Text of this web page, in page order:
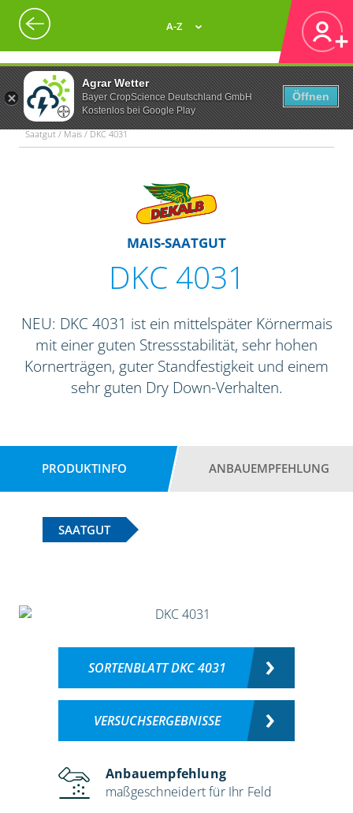
Agrar Wetter
Bayer CropScience Deutschland GmbH
Kostenlos bei Google Play
Öffnen
A-Z
Saatgut / Mais / DKC 4031
MAIS-SAATGUT
DKC 4031
NEU: DKC 4031 ist ein mittelspäter Körnermais
mit einer guten Stressstabilität, sehr hohen
Kornerträgen, guter Standfestigkeit und einem
sehr guten Dry Down-Verhalten.
PRODUKTINFO ANBAUEMPFEHLUNG
SAATGUT
SORTENBLATT DKC 4031
VERSUCHSERGEBNISSE
Anbauempfehlung
maßgeschneidert für Ihr Feld